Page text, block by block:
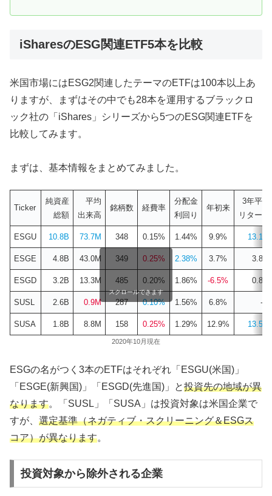
iSharesのESG関連ETF5本を比較
米国市場にはESG2関連したテーマのETFは100本以上あ
りますが、まずはその中でも28本を運用するブラックロ
ック社の「iShares」シリーズから5つのESG関連ETFを
比較してみます。
まずは、基本情報をまとめてみました。
Ticker
純資産
総額
平均
出来高
銘柄数 経費率
分配金
利回り
年初来
3年平均
リターン
ESGU 10.8B 73.7M 348 0.15% 1.44% 9.9% 13.1%
ESGE 4.8B 43.0M 349 0.25% 2.38% 3.7% 3.8%
ESGD 3.2B 13.3M 485 0.20% 1.86% -6.5% 0.8%
SUSL 2.6B 0.9M 287 0.10% 1.56% 6.8% -%
SUSA 1.8B 8.8M 158 0.25% 1.29% 12.9% 13.5%
スクロールできます
2020年10月現在
ESGの名がつく3本のETFはそれぞれ「ESGU(米国)」
「ESGE(新興国)」「ESGD(先進国)」と投資先の地域が異
なります。「SUSL」「SUSA」は投資対象は米国企業で
すが、 選定基準（ネガティブ・スクリーニング＆ESGス
コア）が異なります。
投資対象から除外される企業